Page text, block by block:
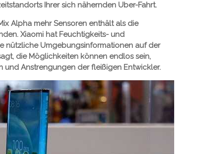
Ihrer sich nähernden Uber-Fahrt.
Alpha mehr Sensoren enthält als die
Xiaomi hat Feuchtigkeits- und
nützliche Umgebungsinformationen auf der
die Möglichkeiten können endlos sein,
Anstrengungen der fleißigen Entwickler.